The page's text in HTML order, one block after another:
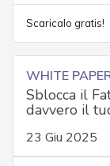
Scaricalo gratis!
WHITE
Sblocca il
davvero il
23 Giu 2025